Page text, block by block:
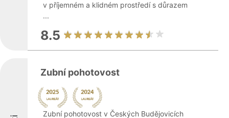
v příjemném a klidném prostředí s důrazem
...
8.5
Zubní pohotovost
Zubní pohotovost v Českých Budějovicích